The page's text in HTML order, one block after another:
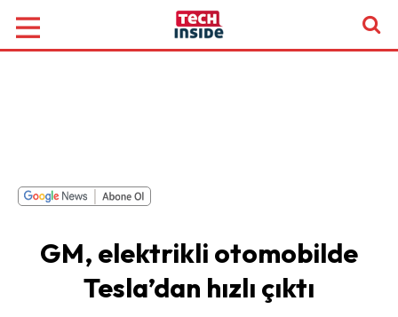
GM, elektrikli otomobilde
Tesla’dan hızlı çıktı